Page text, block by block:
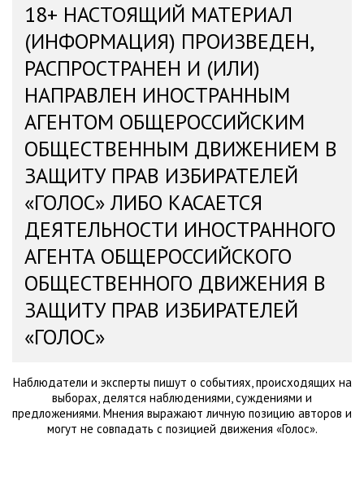
18+ НАСТОЯЩИЙ МАТЕРИАЛ
(ИНФОРМАЦИЯ) ПРОИЗВЕДЕН,
РАСПРОСТРАНЕН И (ИЛИ)
НАПРАВЛЕН ИНОСТРАННЫМ
АГЕНТОМ ОБЩЕРОССИЙСКИМ
ОБЩЕСТВЕННЫМ ДВИЖЕНИЕМ В
ЗАЩИТУ ПРАВ ИЗБИРАТЕЛЕЙ
«ГОЛОС» ЛИБО КАСАЕТСЯ
ДЕЯТЕЛЬНОСТИ ИНОСТРАННОГО
АГЕНТА ОБЩЕРОССИЙСКОГО
ОБЩЕСТВЕННОГО ДВИЖЕНИЯ В
ЗАЩИТУ ПРАВ ИЗБИРАТЕЛЕЙ
«ГОЛОС»
Наблюдатели и эксперты пишут о событиях, происходящих на
выборах, делятся наблюдениями, суждениями и
предложениями. Мнения выражают личную позицию авторов и
могут не совпадать с позицией движения «Голос».